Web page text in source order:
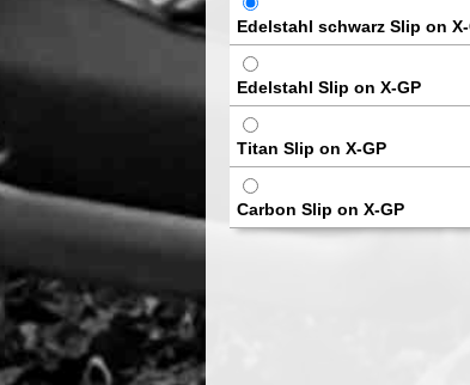
Edelstahl schwarz Slip on X-
Edelstahl Slip on X-GP
Titan Slip on X-GP
Carbon Slip on X-GP